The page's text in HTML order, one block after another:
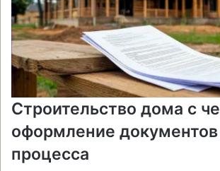
Строительство дома с
оформление
процесса